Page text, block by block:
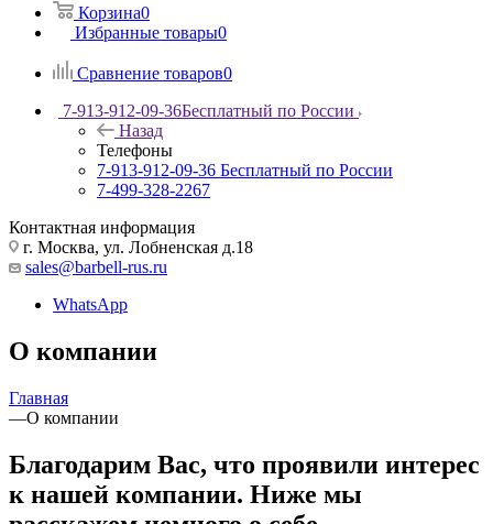
Корзина0
Избранные товары0
Сравнение товаров0
7-913-912-09-36Бесплатный по России
Назад
Телефоны
7-913-912-09-36 Бесплатный по России
7-499-328-2267
Контактная информация
г. Москва, ул. Лобненская д.18
sales@barbell-rus.ru
WhatsApp
О компании
Главная
—О компании
Благодарим Вас, что проявили интерес
к нашей компании. Ниже мы